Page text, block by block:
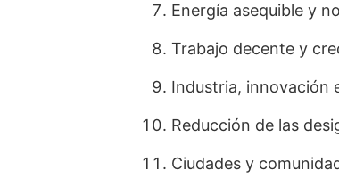
Energía asequible y
Trabajo decente y
Industria, innovación
Reducción de las
Ciudades y